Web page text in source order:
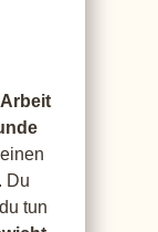
Arbeit
. Du
tun